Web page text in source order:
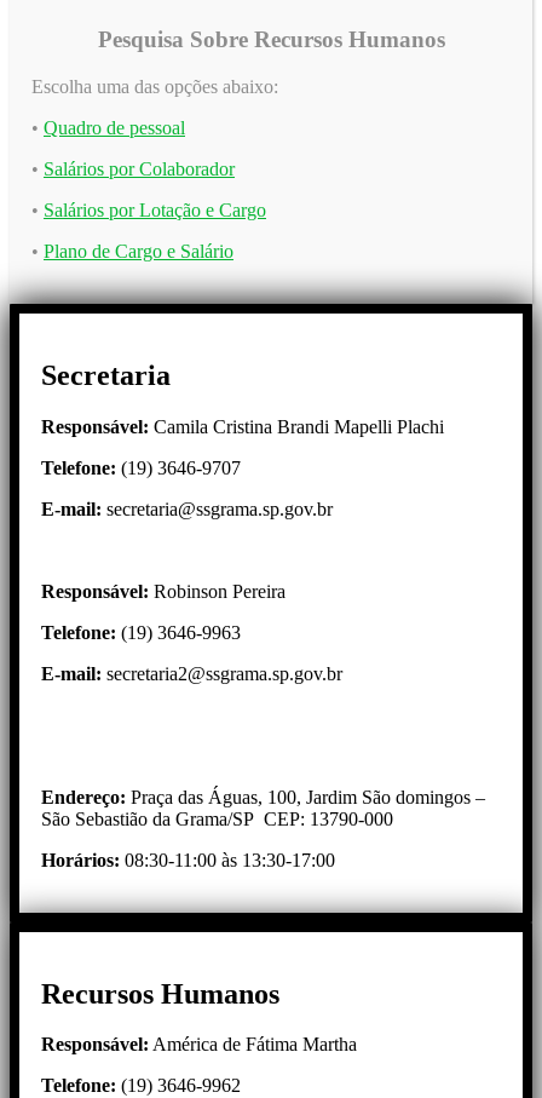
Pesquisa Sobre Recursos Humanos
Escolha uma das opções abaixo:
• Quadro de pessoal
• Salários por Colaborador
• Salários por Lotação e Cargo
• Plano de Cargo e Salário
Secretaria
Responsável: Camila Cristina Brandi Mapelli Plachi
Telefone: (19) 3646-9707
E-mail: secretaria@ssgrama.sp.gov.br
Responsável: Robinson Pereira
Telefone: (19) 3646-9963
E-mail: secretaria2@ssgrama.sp.gov.br
Endereço: Praça das Águas, 100, Jardim São domingos –
São Sebastião da Grama/SP CEP: 13790-000
Horários: 08:30-11:00 às 13:30-17:00
Recursos Humanos
Responsável: América de Fátima Martha
Telefone: (19) 3646-9962